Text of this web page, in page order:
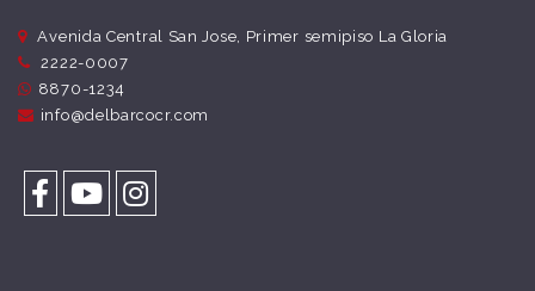
Avenida Central San Jose, Primer semipiso La Gloria
2222-0007
8870-1234
info@delbarcocr.com